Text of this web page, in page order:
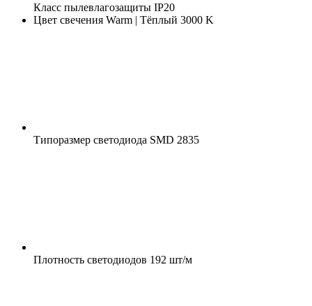
Класс пылевлагозащиты IP20
Цвет свечения Warm | Тёплый 3000 K
Типоразмер светодиода SMD 2835
Плотность светодиодов 192 шт/м